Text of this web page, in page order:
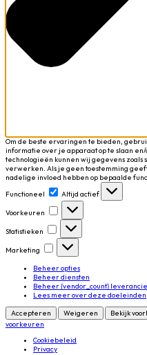
Om de beste ervaringen te bieden,
informatie over je apparaat op te slaan
technologieën kunnen wij gegevens zoals
verwerken. Als je geen toestemming
nadelige invloed hebben op bepaalde
Functioneel
Altijd actief
Voorkeuren
Voorkeuren
Statistieken
Statistieken
Marketing
Marketing
Beheer opties
Beheer diensten
Beheer {vendor_count}
Lees meer over deze doeleinden
Accepteren
Weigeren Bekijk
voorkeuren
Cookiebeleid
Privacy